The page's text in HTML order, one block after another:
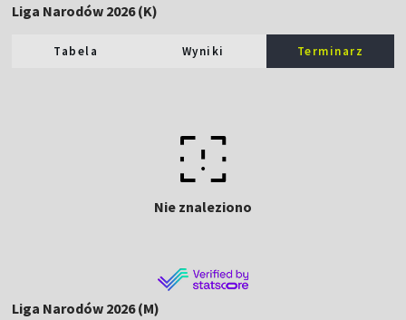
Liga Narodów 2026 (K)
Tabela Wyniki Terminarz
Nie znaleziono
Liga Narodów 2026 (M)